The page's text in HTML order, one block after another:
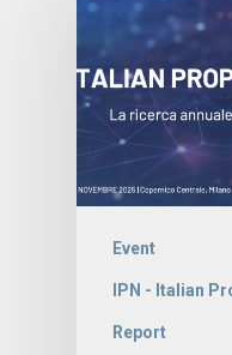
Event
IPN - Italian
Report